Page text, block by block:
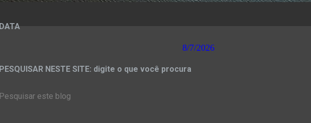
DATA
8/7/2026
PESQUISAR NESTE SITE: digite o que você procura